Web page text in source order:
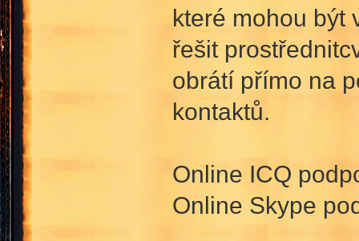
které mohou být
řešit
obrátí přímo na
kontaktů.
Online ICQ
Online Skype